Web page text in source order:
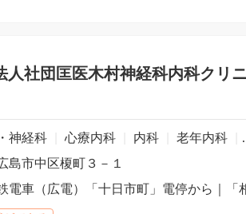
人社団匡医木村神経科内科クリ
神経科 心療内科 内科 老年内科
島市中区榎町３－１